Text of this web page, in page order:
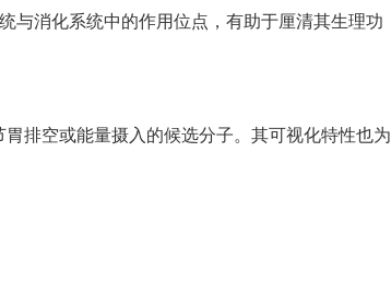
与消化系统中的作用位点，有助于厘清其生理功
排空或能量摄入的候选分子。其可视化特性也为